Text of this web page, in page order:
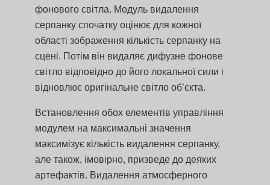
фонового світла. Модуль видалення
серпанку спочатку оцінює для кожної
області зображення кількість серпанку на
сцені. Потім він видаляє дифузне фонове
світло відповідно до його локальної сили і
відновлює оригінальне світло об’єкта.
Встановлення обох елементів управління
модулем на максимальні значення
максимізує кількість видалення серпанку,
але також, імовірно, призведе до деяких
артефактів. Видалення атмосферного